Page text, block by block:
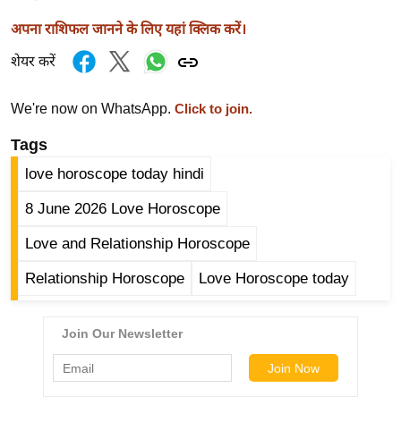
ने
मं
ले
श
शि
प
अपना राशिफल जानने के लिए यहां क्लिक करें।
शेयर करें
We're now on WhatsApp. Click to join.
Tags
love horoscope today hindi
8 June 2026 Love Horoscope
Love and Relationship Horoscope
Relationship Horoscope Love Horoscope today